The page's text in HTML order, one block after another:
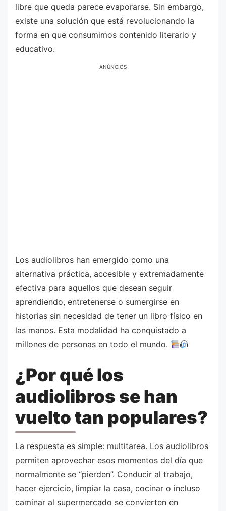
libre que queda parece evaporarse. Sin embargo,
existe una solución que está revolucionando la
forma en que consumimos contenido literario y
educativo.
ANÚNCIOS
Los audiolibros han emergido como una
alternativa práctica, accesible y extremadamente
efectiva para aquellos que desean seguir
aprendiendo, entretenerse o sumergirse en
historias sin necesidad de tener un libro físico en
las manos. Esta modalidad ha conquistado a
millones de personas en todo el mundo.
¿Por qué los
audiolibros se han
vuelto tan populares?
La respuesta es simple: multitarea. Los audiolibros
permiten aprovechar esos momentos del día que
normalmente se “pierden”. Conducir al trabajo,
hacer ejercicio, limpiar la casa, cocinar o incluso
caminar al supermercado se convierten en